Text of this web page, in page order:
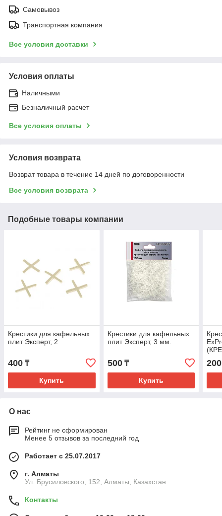
Самовывоз
Транспортная компания
Все условия доставки
Условия оплаты
Наличными
Безналичный расчет
Все условия оплаты
Условия возврата
Возврат товара в течение 14 дней по договоренности
Все условия возврата
Подобные товары компании
Крестики для кафельных
плит Эксперт, 2
400 ₸
Купить
Крестики для кафельных
плит Эксперт, 3 мм.
500₸
Купить
200
О нас
Рейтинг не сформирован
Менее 5 отзывов за последний год
Работает с 25.07.2017
г. Алматы
Ул. Брусиловского, 152, Алматы, Казахстан
Контакты